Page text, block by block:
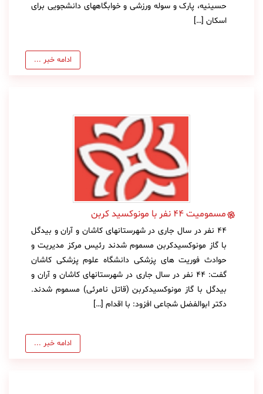
حسینیه، پارک و سوله ورزشی و خوابگاههای دانشجویی برای
اسکان […]
ادامه خبر ...
مسموميت 44 نفر با مونوكسيد كربن
44 نفر در سال جاری در شهرستانهای کاشان و آران و بیدگل
با گاز مونوکسیدکربن مسموم شدند رئیس مرکز مدیریت و
حوادث فوریت های پزشکی دانشگاه علوم پزشکی کاشان
گفت: 44 نفر در سال جاری در شهرستانهای کاشان و آران و
بیدگل با گاز مونوکسیدکربن (قاتل نامرئی) مسموم شدند.
دکتر ابوالفضل شجاعی افزود: با اقدام […]
ادامه خبر ...